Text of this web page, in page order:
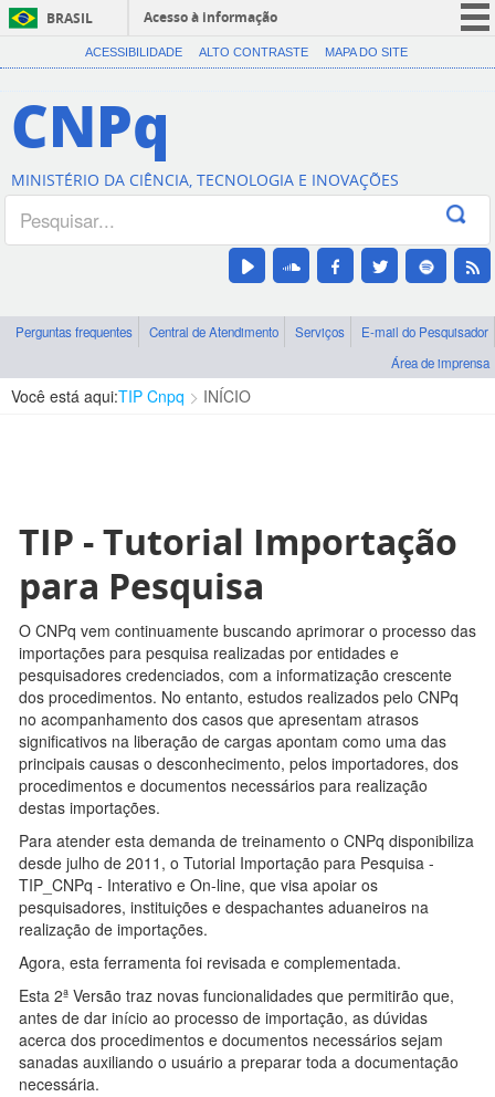
BRASIL
Acesso à informação
CORONAVÍRUS (COVID-19)
Canais
ACESSIBILIDADE ALTO CONTRASTE MAPA DO SITE
CNPq
MINISTÉRIO DA CIÊNCIA, TECNOLOGIA E INOVAÇÕES
Perguntas frequentes Central de Atendimento Serviços
E-mail do Pesquisador
Área de imprensa
Você está aqui:TIP Cnpq INÍCIO
TIP - Tutorial Importação
para Pesquisa
O CNPq vem continuamente buscando aprimorar o processo das
importações para pesquisa realizadas por entidades e
pesquisadores credenciados, com a informatização crescente
dos procedimentos. No entanto, estudos realizados pelo CNPq
no acompanhamento dos casos que apresentam atrasos
significativos na liberação de cargas apontam como uma das
principais causas o desconhecimento, pelos importadores, dos
procedimentos e documentos necessários para realização
destas importações.
Para atender esta demanda de treinamento o CNPq disponibiliza
desde julho de 2011, o Tutorial Importação para Pesquisa -
TIP_CNPq - Interativo e On-line, que visa apoiar os
pesquisadores, instituições e despachantes aduaneiros na
realização de importações.
Agora, esta ferramenta foi revisada e complementada.
Esta 2ª Versão traz novas funcionalidades que permitirão que,
antes de dar início ao processo de importação, as dúvidas
acerca dos procedimentos e documentos necessários sejam
sanadas auxiliando o usuário a preparar toda a documentação
necessária.